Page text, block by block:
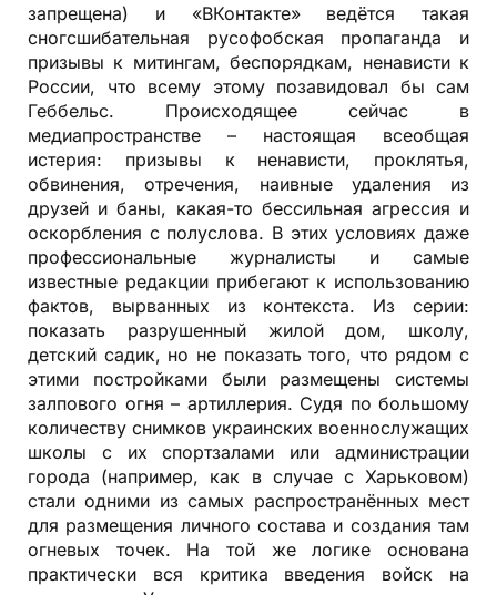
запрещена) и «ВКонтакте» ведётся такая
сногсшибательная русофобская пропаганда и
призывы к митингам, беспорядкам, ненависти к
России, что всему этому позавидовал бы сам
Геббельс. Происходящее сейчас в
медиапространстве – настоящая всеобщая
истерия: призывы к ненависти, проклятья,
обвинения, отречения, наивные удаления из
друзей и баны, какая-то бессильная агрессия и
оскорбления с полуслова. В этих условиях даже
профессиональные журналисты и самые
известные редакции прибегают к использованию
фактов, вырванных из контекста. Из серии:
показать разрушенный жилой дом, школу,
детский садик, но не показать того, что рядом с
этими постройками были размещены системы
залпового огня – артиллерия. Судя по большому
количеству снимков украинских военнослужащих
школы с их спортзалами или администрации
города (например, как в случае с Харьковом)
стали одними из самых распространённых мест
для размещения личного состава и создания там
огневых точек. На той же логике основана
практически вся критика введения войск на